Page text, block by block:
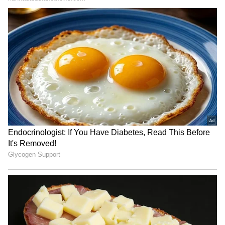
ಪತ್ರಕರ್ತರ ಅಭ್ಯುದಯ ಸಹಕಾರ ಸಂಘದ ಅಧ್ಯಕ್ಷ ದೀಪಕ್‌,
ಜಿಲ್ಲಾ ಪತ್ರಕರ್ತರ ಸಂಘದ ಕಾರ್ಯದರ್ಶಿ ಸುಬ್ರಮಣ್ಯ,
ಗ್ರಾಮಾಂತರ ಕಾರ್ಯಾದರ್ಶಿ ಧರ್ಮಾಪುರ ನಾರಾಯಣ್‌,
ರಾಜ್ಯ ಕಾರ್ಯಕಾರಿಣಿ ಸದಸ್ಯ ರಾಘವೇಂದ್ರ, ತಾಲೂಕು
ಸಂಘದ ಅಧ್ಯಕ್ಷ ಸತೀಶ್‌ ಆರಾಧ್ಯ ಇದ್ದರು.
ಪ್ರತಿಭಾ ಪುರಸ್ಕಾರ- ಇದೇ ವೇಳೆ ಎಸ್ಸೆಸ್ಸೆಲ್ಸಿ ಮತ್ತು ದ್ವಿತೀಯ
ಪಿಯು ತರಗತಿಯಲ್ಲಿ ಹೆಚ್ಚು ಅಂಕ ಪಡೆದ ಪತ್ರಕರ್ತರ
ಮಕ್ಕಳನ್ನು ಶಾಸಕ ಅನಿಲ್‌ ಚಿಕ್ಕಮಾದು ಪುರಸ್ಕರಿಸಿ,
ಪೋ›ತ್ಸಾಹ ಧನ ವಿತರಿಸಿದರು. ಹಿರಿಯ ಪತ್ರಕರ್ತ ಕಬಿನಿ
ಮಂಜು ಅವರನ್ನು ಕಾರ್ಯಕ್ರಮದಲ್ಲಿ ಸನ್ಮಾನಿಸಲಾಯಿತು.